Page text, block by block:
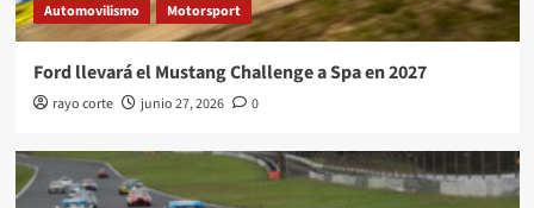
Automovilismo Motorsport
Ford llevará el Mustang Challenge a Spa en 2027
rayo corte junio 27, 2026 0